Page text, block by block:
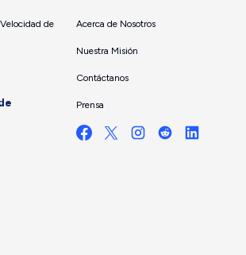
de
Acerca de Nosotros
Nuestra Misión
Contáctanos
Prensa